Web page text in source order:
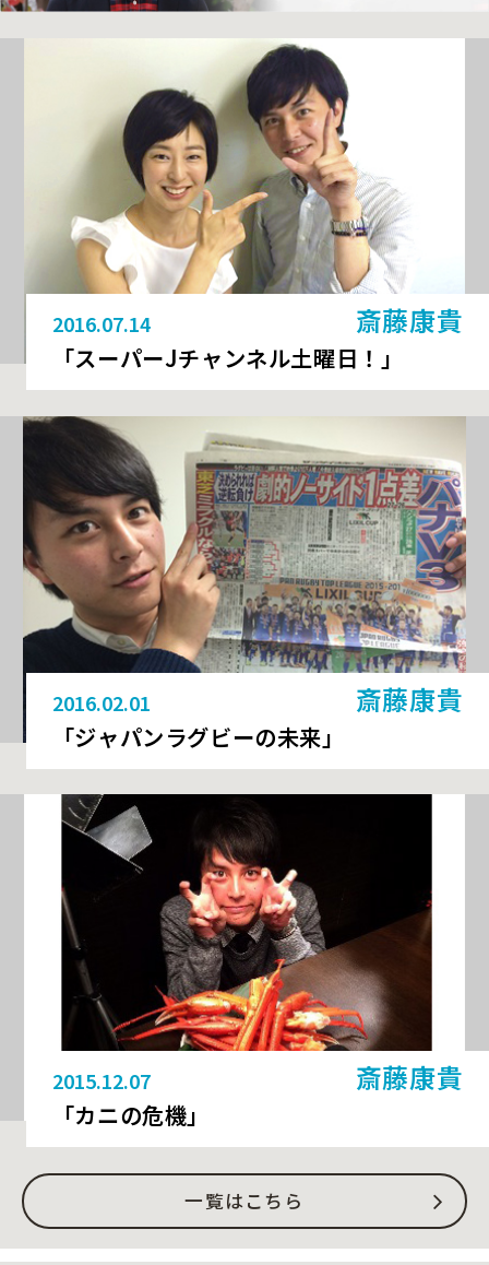
2016.07.14 斎藤康貴
「スーパーJチャンネル土曜日！」
2016.02.01 斎藤康貴
「ジャパンラグビーの未来」
2015.12.07 斎藤康貴
「カニの危機」
一覧はこちら